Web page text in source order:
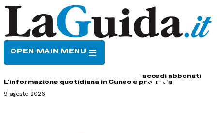
OPEN MAIN MENU
accedi abbonati
L'informazione quotidiana in Cuneo e provincia
9 agosto 2026